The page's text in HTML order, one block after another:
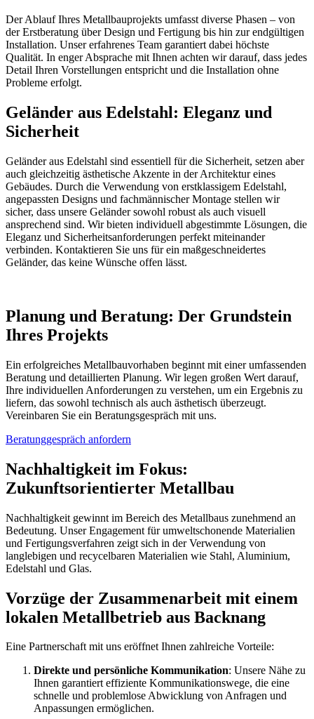
Der Ablauf Ihres Metallbauprojekts umfasst diverse Phasen – von
der Erstberatung über Design und Fertigung bis hin zur endgültigen
Installation. Unser erfahrenes Team garantiert dabei höchste
Qualität. In enger Absprache mit Ihnen achten wir darauf, dass jedes
Detail Ihren Vorstellungen entspricht und die Installation ohne
Probleme erfolgt.
Geländer aus Edelstahl: Eleganz und
Sicherheit
Geländer aus Edelstahl sind essentiell für die Sicherheit, setzen aber
auch gleichzeitig ästhetische Akzente in der Architektur eines
Gebäudes. Durch die Verwendung von erstklassigem Edelstahl,
angepassten Designs und fachmännischer Montage stellen wir
sicher, dass unsere Geländer sowohl robust als auch visuell
ansprechend sind. Wir bieten individuell abgestimmte Lösungen, die
Eleganz und Sicherheitsanforderungen perfekt miteinander
verbinden. Kontaktieren Sie uns für ein maßgeschneidertes
Geländer, das keine Wünsche offen lässt.
Planung und Beratung: Der Grundstein
Ihres Projekts
Ein erfolgreiches Metallbauvorhaben beginnt mit einer umfassenden
Beratung und detaillierten Planung. Wir legen großen Wert darauf,
Ihre individuellen Anforderungen zu verstehen, um ein Ergebnis zu
liefern, das sowohl technisch als auch ästhetisch überzeugt.
Vereinbaren Sie ein Beratungsgespräch mit uns.
Beratunggespräch anfordern
Nachhaltigkeit im Fokus:
Zukunftsorientierter Metallbau
Nachhaltigkeit gewinnt im Bereich des Metallbaus zunehmend an
Bedeutung. Unser Engagement für umweltschonende Materialien
und Fertigungsverfahren zeigt sich in der Verwendung von
langlebigen und recycelbaren Materialien wie Stahl, Aluminium,
Edelstahl und Glas.
Vorzüge der Zusammenarbeit mit einem
lokalen Metallbetrieb aus Backnang
Eine Partnerschaft mit uns eröffnet Ihnen zahlreiche Vorteile:
Direkte und persönliche Kommunikation: Unsere Nähe zu
Ihnen garantiert effiziente Kommunikationswege, die eine
schnelle und problemlose Abwicklung von Anfragen und
Anpassungen ermöglichen.